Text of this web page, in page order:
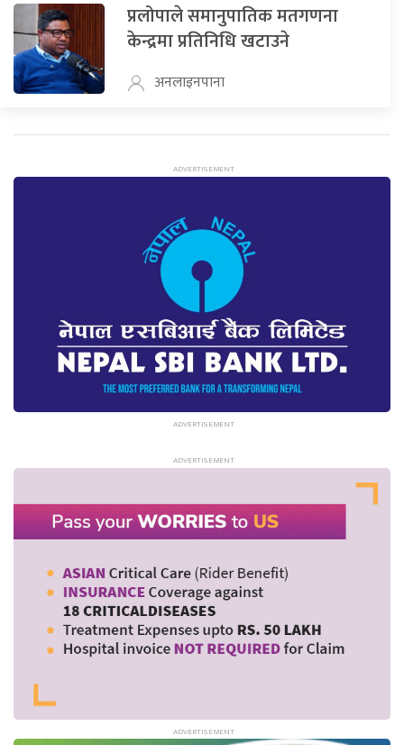
प्रलोपाले समानुपातिक मतगणना
केन्द्रमा प्रतिनिधि खटाउने
अनलाइनपाना